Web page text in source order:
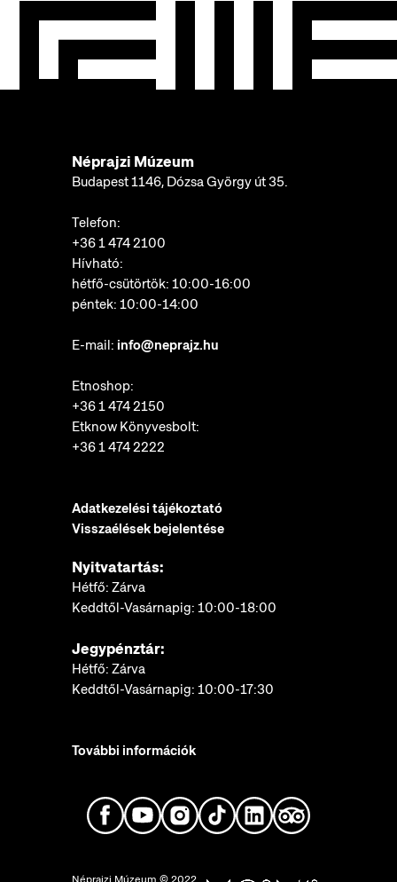
Néprajzi Múzeum
Budapest 1146, Dózsa György út 35.
Telefon:
+36 1 474 2100
Hívható:
hétfő-csütörtök: 10:00-16:00
péntek: 10:00-14:00
E-mail: info@neprajz.hu
Etnoshop:
+36 1 474 2150
Etknow Könyvesbolt:
+36 1 474 2222
Adatkezelési tájékoztató
Visszaélések bejelentése
Nyitvatartás:
Hétfő: Zárva
Keddtől-Vasárnapig: 10:00-18:00
Jegypénztár:
Hétfő: Zárva
Keddtől-Vasárnapig: 10:00-17:30
További információk
Néprajzi Múzeum © 2022.